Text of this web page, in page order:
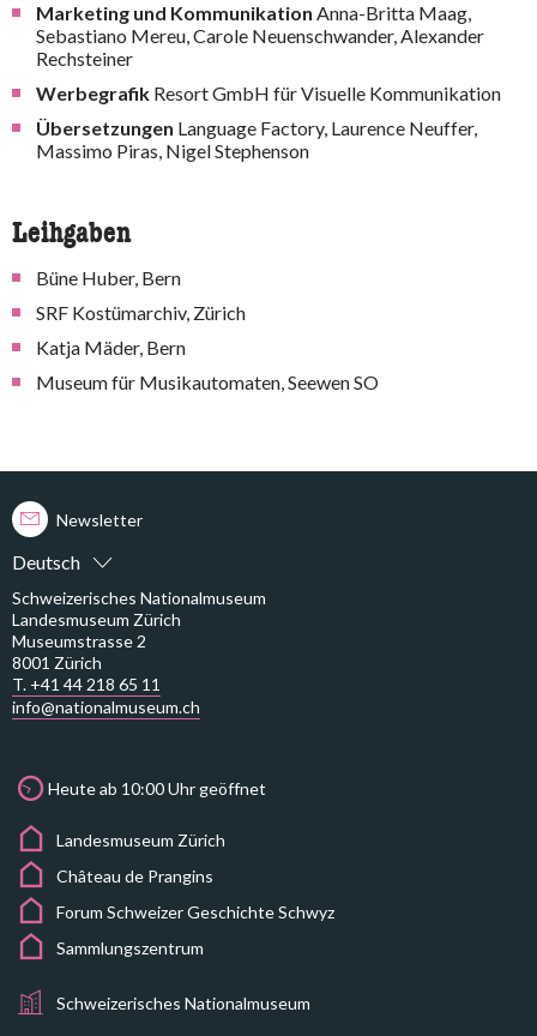
Marketing und Kommunikation Anna-Britta Maag,
Sebastiano Mereu, Carole Neuenschwander, Alexander
Rechsteiner
Werbegrafik Resort GmbH für Visuelle Kommunikation
Übersetzungen Language Factory, Laurence Neuffer,
Massimo Piras, Nigel Stephenson
Leihgaben
Büne Huber, Bern
SRF Kostümarchiv, Zürich
Katja Mäder, Bern
Museum für Musikautomaten, Seewen SO
Deutsch
Newsletter
Schweizerisches Nationalmuseum
Landesmuseum Zürich
Museumstrasse 2
8001 Zürich
T. +41 44 218 65 11
info@nationalmuseum.ch
Heute ab 10:00 Uhr geöffnet
Landesmuseum Zürich
Château de Prangins
Forum Schweizer Geschichte Schwyz
Sammlungszentrum
Schweizerisches Nationalmuseum